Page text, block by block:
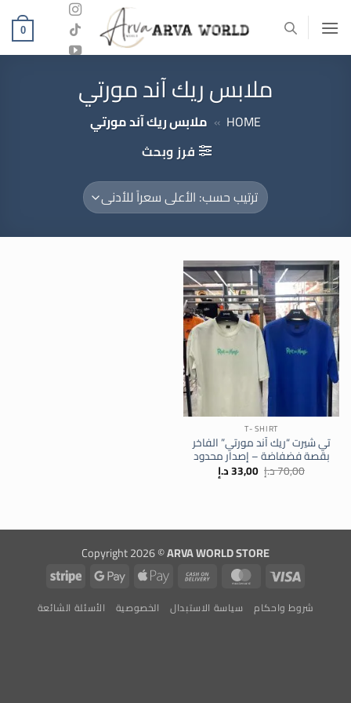
للمحتوى
0
ملابس ريك آند مورتي
HOME
» ملابس ريك آند مورتي
فرز وبحث
T- SHIRT
تي شيرت “ريك آند مورتي” الفاخر
بقصة فضفاضة – إصدار محدود
70,00د.إ السعر
الأصلي
33,00د.إالحالي
Copyright 2026 ©ARVA WORLD STORE
MasterCard
Cash
Delivery
Apple
Google
Stripe
شروط واحكام سياسة الاستبدال الخصوصية الأسئلة الشائعة